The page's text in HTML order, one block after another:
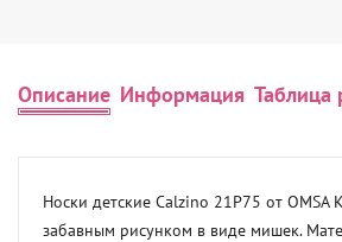
Описание Информация Таблица
Носки детские Calzino 21P75 от OMSA
забавным рисунком в виде мишек.